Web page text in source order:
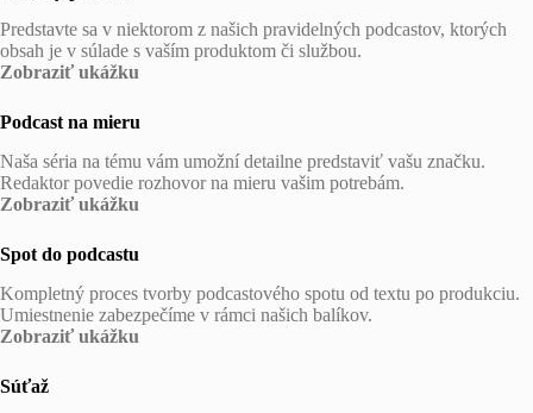
Predstavte sa v niektorom z našich pravidelných podcastov, ktorých
obsah je v súlade s vaším produktom či službou.
Zobraziť ukážku
Podcast na mieru
Naša séria na tému vám umožní detailne predstaviť vašu značku.
Redaktor povedie rozhovor na mieru vašim potrebám.
Zobraziť ukážku
Spot do podcastu
Kompletný proces tvorby podcastového spotu od textu po produkciu.
Umiestnenie zabezpečíme v rámci našich balíkov.
Zobraziť ukážku
Súťaž